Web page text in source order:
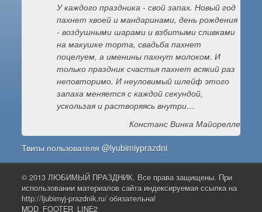
У каждого праздника - свой запах. Новый год
пахнет хвоей и мандаринами, день рождения
- воздушными шарами и взбитыми сливками
на макушке торта, свадьба пахнет
поцелуем, а именины пахнут молоком. И
только праздник счастья пахнет всякий раз
неповторимо. И неуловимый шлейф этого
запаха меняется с каждой секундой,
ускользая и растворяясь внутри…
Констанс Винка Майорелле
Твиты пользователя @lyubimiyprazdni
© 2013 ЛЮБИМЫЙ ПРАЗДНИК. Все права защищены. При
использовании материалов сайта индексируемая ссылка на
http://ljubimyj-prazdnik.ru/ обязательна!
MOD_FOOTER_LINE2